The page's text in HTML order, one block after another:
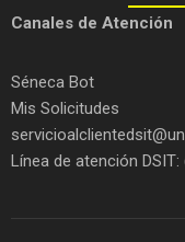
Canales de Atención
Séneca Bot
Mis Solicitudes
Línea de atención